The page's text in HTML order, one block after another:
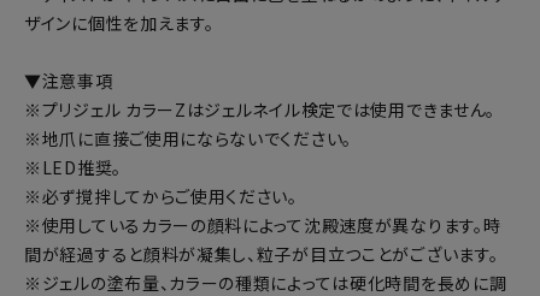
ザインに個性を加えます。
▼注意事項
※プリジェル カラーZはジェルネイル検定では使用できません。
※地爪に直接ご使用にならないでください。
※LED推奨。
※必ず撹拌してからご使用ください。
※使用しているカラーの顔料によって沈殿速度が異なります。時
間が経過すると顔料が凝集し、粒子が目立つことがございます。
※ジェルの塗布量、カラーの種類によっては硬化時間を長めに調